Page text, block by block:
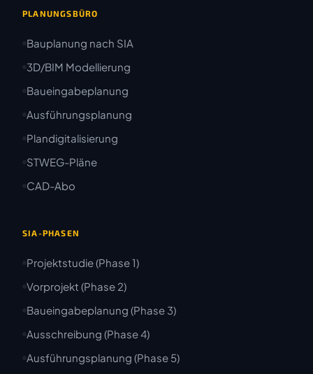
PLANUNGSBÜRO
Bauplanung nach SIA
3D/BIM Modellierung
Baueingabeplanung
Ausführungsplanung
Plandigitalisierung
STWEG-Pläne
CAD-Abo
SIA-PHASEN
Projektstudie (Phase 1)
Vorprojekt (Phase 2)
Baueingabeplanung (Phase 3)
Ausschreibung (Phase 4)
Ausführungsplanung (Phase 5)